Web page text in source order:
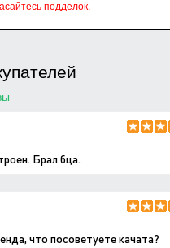
подделок.
Брал бца.
что посоветуете качата?